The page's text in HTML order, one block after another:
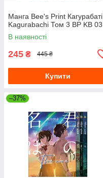
Манга Bee's Print Кагурабаті
Kagurabachi Том 3 BP KB 03
В наявності
245 ₴ 445 ₴
Купити
–37%